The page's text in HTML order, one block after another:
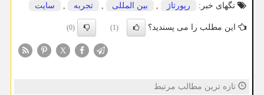
تگهای خبر:
رپورتاژ بین المللی تجربه سایت
این مطلب را می پسندید؟ (1)
(0)
X
تازه ترین مطالب مرتبط